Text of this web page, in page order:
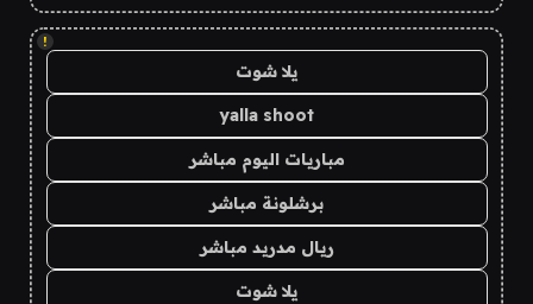
!
يلا شوت
yalla shoot
مباريات اليوم مباشر
برشلونة مباشر
ريال مدريد مباشر
يلا شوت